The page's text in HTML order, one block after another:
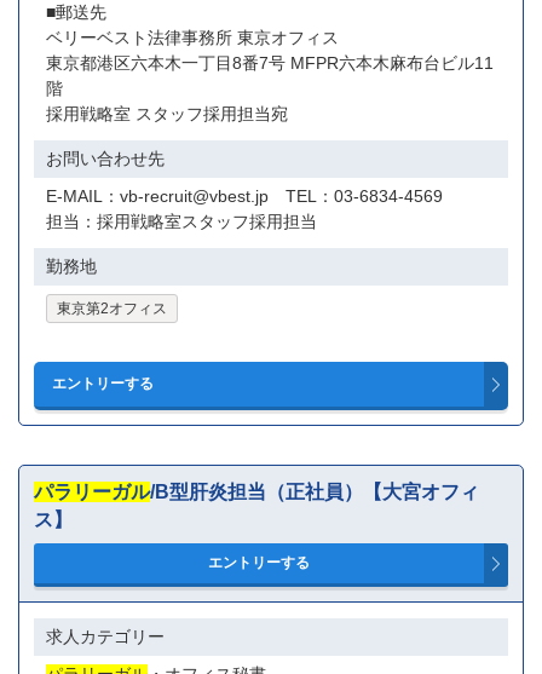
■郵送先
ベリーベスト法律事務所 東京オフィス
東京都港区六本木一丁目8番7号 MFPR六本木麻布台ビル11
階
採用戦略室 スタッフ採用担当宛
お問い合わせ先
E-MAIL：vb-recruit@vbest.jp TEL：03-6834-4569
担当：採用戦略室スタッフ採用担当
勤務地
東京第2オフィス
パラリーガル/B型肝炎担当（正社員）【大宮オフィ
ス】
求人カテゴリー